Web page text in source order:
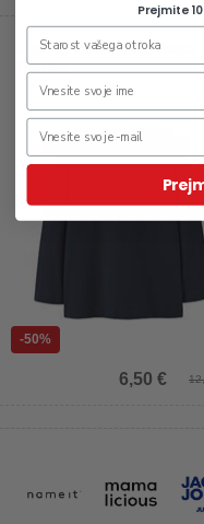
-50%
Otroška majica za dekleta
Teartas
6,50 €
Prejmite